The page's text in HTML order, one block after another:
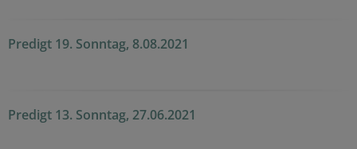
Predigt 19. Sonntag, 8.08.2021
Predigt 13. Sonntag, 27.06.2021